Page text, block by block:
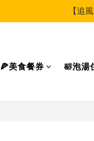
【追
🍕美食餐券 🛀泡湯